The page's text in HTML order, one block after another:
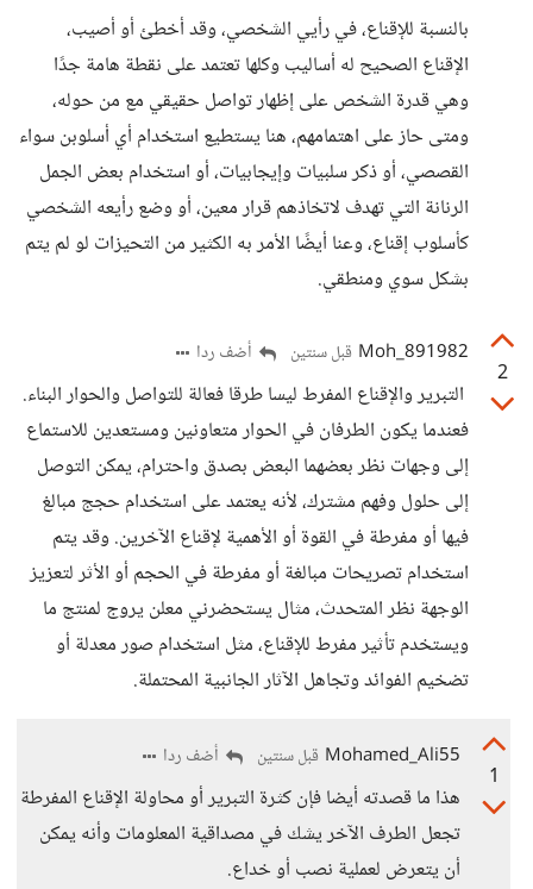
بالنسبة للإقناع، في رأيي الشخصي، وقد أخطئ أو أصيب،
الإقناع الصحيح له أساليب وكلها تعتمد على نقطة هامة جدًا
وهي قدرة الشخص على إظهار تواصل حقيقي مع من حوله،
ومتى حاز على اهتمامهم، هنا يستطيع استخدام أي أسلوبن سواء
القصصي، أو ذكر سلبيات وإيجابيات، أو استخدام بعض الجمل
الرنانة التي تهدف لاتخاذهم قرار معين، أو وضع رأيعه الشخصي
كأسلوب إقناع، وعنا أيضًا الأمر به الكثير من التحيزات لو لم يتم
بشكل سوي ومنطقي.
2
Moh_891982 قبل سنتين أضف ردا
التبرير والإقناع المفرط ليسا طرقا فعالة للتواصل والحوار البناء.
فعندما يكون الطرفان في الحوار متعاونين ومستعدين للاستماع
إلى وجهات نظر بعضهما البعض بصدق واحترام، يمكن التوصل
إلى حلول وفهم مشترك، لأنه يعتمد على استخدام حجج مبالغ
فيها أو مفرطة في القوة أو الأهمية لإقناع الآخرين. وقد يتم
استخدام تصريحات مبالغة أو مفرطة في الحجم أو الأثر لتعزيز
الوجهة نظر المتحدث، مثال يستحضرني معلن يروج لمنتج ما
ويستخدم تأثير مفرط للإقناع، مثل استخدام صور معدلة أو
تضخيم الفوائد وتجاهل الآثار الجانبية المحتملة.
1
Mohamed_Ali55 قبل سنتين أضف ردا
هذا ما قصدته أيضا فإن كثرة التبرير أو محاولة الإقناع المفرطة
تجعل الطرف الآخر يشك في مصداقية المعلومات وأنه يمكن
أن يتعرض لعملية نصب أو خداع.